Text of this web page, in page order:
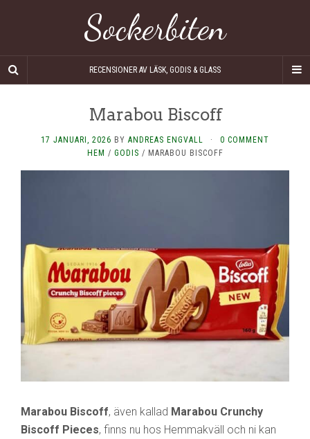
Sockerbiten
RECENSIONER AV LÄSK, GODIS & GLASS
Marabou Biscoff
17 JANUARI, 2026 BY ANDREAS ENGVALL ·
0 COMMENT
HEM / GODIS / MARABOU BISCOFF
Marabou Biscoff, även kallad Marabou Crunchy
Biscoff Pieces, finns nu hos Hemmakväll och ni kan